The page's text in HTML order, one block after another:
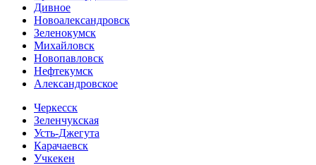
Дивное
Новоалександровск
Зеленокумск
Михайловск
Новопавловск
Нефтекумск
Александровское
Черкесск
Зеленчукская
Усть-Джегута
Карачаевск
Учкекен